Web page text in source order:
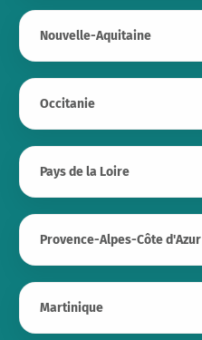
Nouvelle-Aquitaine
Occitanie
Pays de la Loire
Provence-Alpes-Côte d'Azur
Martinique